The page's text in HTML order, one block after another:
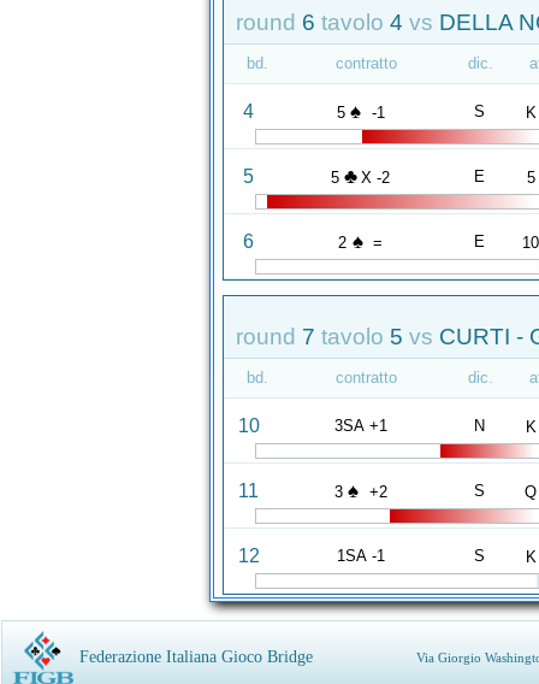
round 6 tavolo 4 vs DELLA
bd. contratto dic.
4 5 ♠ -1 S K
5 5 ♣ X -2 E 5
6 2 ♠ = E 10
round 7 tavolo 5 vs CURTI -
bd. contratto dic.
10 3SA +1 N K
11 3 ♠ +2 S Q
12 1SA -1 S K
Federazione Italiana Gioco Bridge Via Giorgio